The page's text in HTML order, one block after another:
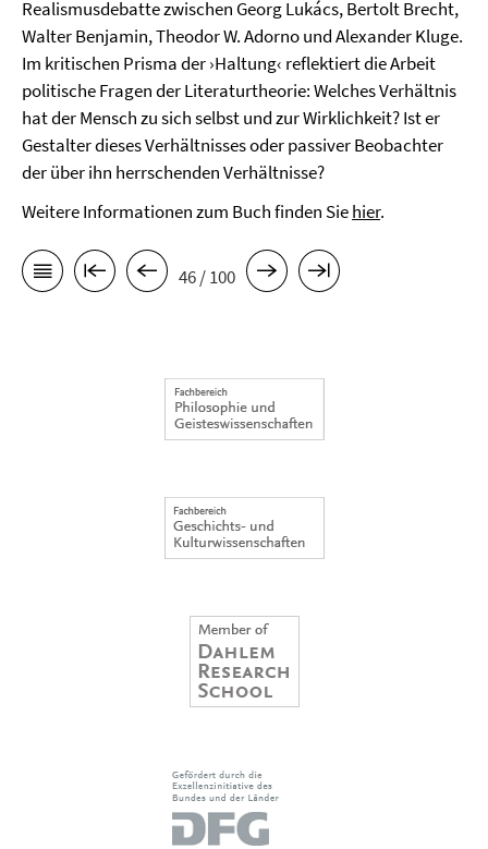
Realismusdebatte zwischen Georg Lukács, Bertolt Brecht,
Walter Benjamin, Theodor W. Adorno und Alexander Kluge.
Im kritischen Prisma der ›Haltung‹ reflektiert die Arbeit
politische Fragen der Literaturtheorie: Welches Verhältnis
hat der Mensch zu sich selbst und zur Wirklichkeit? Ist er
Gestalter dieses Verhältnisses oder passiver Beobachter
der über ihn herrschenden Verhältnisse?
Weitere Informationen zum Buch finden Siehier.
46 / 100